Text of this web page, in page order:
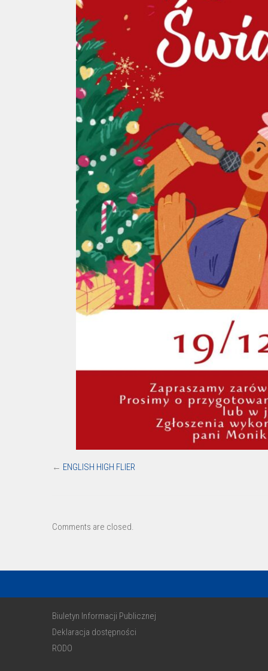
← ENGLISH HIGH FLIER
Comments are closed.
Biuletyn Informacji Publicznej
Deklaracja dostępności
RODO